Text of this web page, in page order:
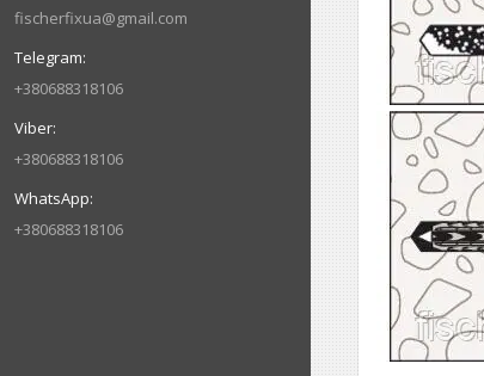
fischerfixua@gmail.com
+380688318106
+380688318106
+380688318106